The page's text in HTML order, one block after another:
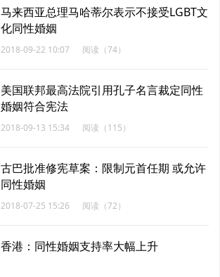
马来西亚总理马哈蒂尔表示不接受LGBT文
化同性婚姻
2018-09-22 10:07 阅读（74）
美国联邦最高法院引用孔子名言裁定同性
婚姻符合宪法
2018-09-13 15:34 阅读（115）
古巴批准修宪草案：限制元首任期 或允许
同性婚姻
2018-07-25 15:26 阅读（72）
香港：同性婚姻支持率大幅上升